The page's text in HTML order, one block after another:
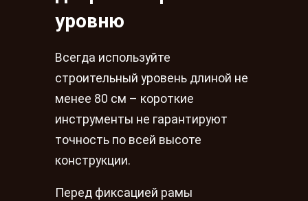
уровню
Всегда используйте
строительный уровень длиной не
менее 80 см – короткие
инструменты не гарантируют
точность по всей высоте
конструкции.
Перед фиксацией рамы